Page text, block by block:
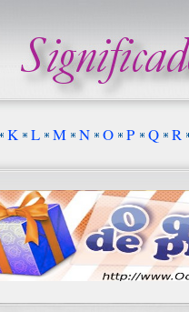
K L M N O P Q R